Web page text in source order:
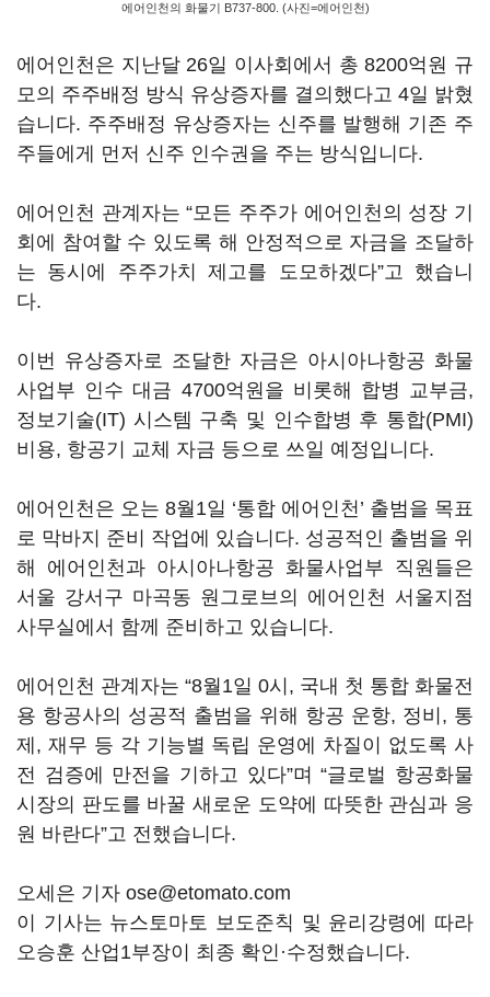
에어인천의 화물기 B737-800. (사진=에어인천)
에어인천은 지난달 26일 이사회에서 총 8200억원 규
모의 주주배정 방식 유상증자를 결의했다고 4일 밝혔
습니다. 주주배정 유상증자는 신주를 발행해 기존 주
주들에게 먼저 신주 인수권을 주는 방식입니다.
에어인천 관계자는 “모든 주주가 에어인천의 성장 기
회에 참여할 수 있도록 해 안정적으로 자금을 조달하
는 동시에 주주가치 제고를 도모하겠다”고 했습니
다.
이번 유상증자로 조달한 자금은 아시아나항공 화물
사업부 인수 대금 4700억원을 비롯해 합병 교부금,
정보기술(IT) 시스템 구축 및 인수합병 후 통합(PMI)
비용, 항공기 교체 자금 등으로 쓰일 예정입니다.
에어인천은 오는 8월1일 ‘통합 에어인천’ 출범을 목표
로 막바지 준비 작업에 있습니다. 성공적인 출범을 위
해 에어인천과 아시아나항공 화물사업부 직원들은
서울 강서구 마곡동 원그로브의 에어인천 서울지점
사무실에서 함께 준비하고 있습니다.
에어인천 관계자는 “8월1일 0시, 국내 첫 통합 화물전
용 항공사의 성공적 출범을 위해 항공 운항, 정비, 통
제, 재무 등 각 기능별 독립 운영에 차질이 없도록 사
전 검증에 만전을 기하고 있다”며 “글로벌 항공화물
시장의 판도를 바꿀 새로운 도약에 따뜻한 관심과 응
원 바란다”고 전했습니다.
오세은 기자 ose@etomato.com
이 기사는 뉴스토마토 보도준칙 및 윤리강령에 따라
오승훈 산업1부장이 최종 확인·수정했습니다.